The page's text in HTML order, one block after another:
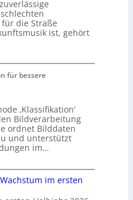
die Straße
ist, gehört
für bessere
‚Klassifikation‘
Bildverarbeitung
ordnet Bilddaten
und unterstützt
im…
im ersten